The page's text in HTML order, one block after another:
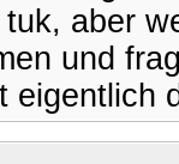
aber
und
eigentlich